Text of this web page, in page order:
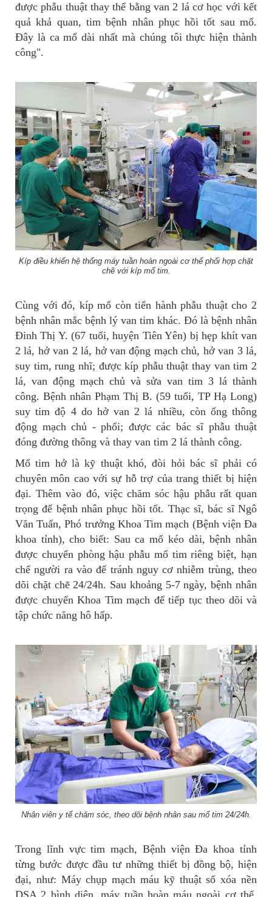
được phẫu thuật thay thế bằng van 2 lá cơ học với kết
quả khả quan, tim bệnh nhân phục hồi tốt sau mổ.
Đây là ca mổ dài nhất mà chúng tôi thực hiện thành
công".
Kíp điều khiển hệ thống máy tuần hoàn ngoài cơ thể phối hợp chặt
chẽ với kíp mổ tim.
Cùng với đó, kíp mổ còn tiến hành phẫu thuật cho 2
bệnh nhân mắc bệnh lý van tim khác. Đó là bệnh nhân
Đinh Thị Y. (67 tuổi, huyện Tiên Yên) bị hẹp khít van
2 lá, hở van 2 lá, hở van động mạch chủ, hở van 3 lá,
suy tim, rung nhĩ; được kíp phẫu thuật thay van tim 2
lá, van động mạch chủ và sửa van tim 3 lá thành
công. Bệnh nhân Phạm Thị B. (59 tuổi, TP Hạ Long)
suy tim độ 4 do hở van 2 lá nhiều, còn ống thông
động mạch chủ - phổi; được các bác sĩ phẫu thuật
đóng đường thông và thay van tim 2 lá thành công.
Mổ tim hở là kỹ thuật khó, đòi hỏi bác sĩ phải có
chuyên môn cao với sự hỗ trợ của trang thiết bị hiện
đại. Thêm vào đó, việc chăm sóc hậu phẫu rất quan
trọng để bệnh nhân phục hồi tốt. Thạc sĩ, bác sĩ Ngô
Văn Tuấn, Phó trưởng Khoa Tim mạch (Bệnh viện Đa
khoa tỉnh), cho biết: Sau ca mổ kéo dài, bệnh nhân
được chuyển phòng hậu phẫu mổ tim riêng biệt, hạn
chế người ra vào để tránh nguy cơ nhiễm trùng, theo
dõi chặt chẽ 24/24h. Sau khoảng 5-7 ngày, bệnh nhân
được chuyển Khoa Tim mạch để tiếp tục theo dõi và
tập chức năng hô hấp.
Nhân viên y tế chăm sóc, theo dõi bệnh nhân sau mổ tim 24/24h.
Trong lĩnh vực tim mạch, Bệnh viện Đa khoa tỉnh
từng bước được đầu tư những thiết bị đồng bộ, hiện
đại, như: Máy chụp mạch máu kỹ thuật số xóa nền